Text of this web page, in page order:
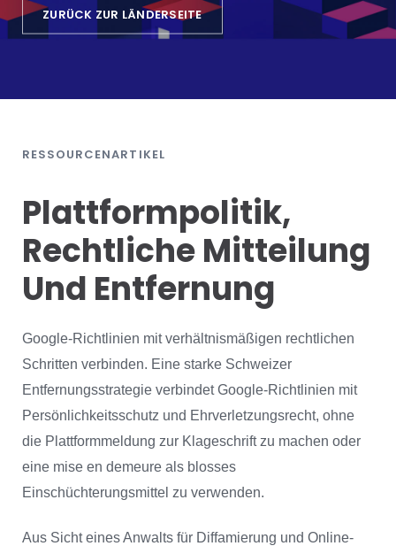
ZURÜCK ZUR LÄNDERSEITE
RESSOURCENARTIKEL
Plattformpolitik,
Rechtliche Mitteilung
Und Entfernung
Google-Richtlinien mit verhältnismäßigen rechtlichen
Schritten verbinden. Eine starke Schweizer
Entfernungsstrategie verbindet Google-Richtlinien mit
Persönlichkeitsschutz und Ehrverletzungsrecht, ohne
die Plattformmeldung zur Klageschrift zu machen oder
eine mise en demeure als blosses
Einschüchterungsmittel zu verwenden.
Aus Sicht eines Anwalts für Diffamierung und Online-